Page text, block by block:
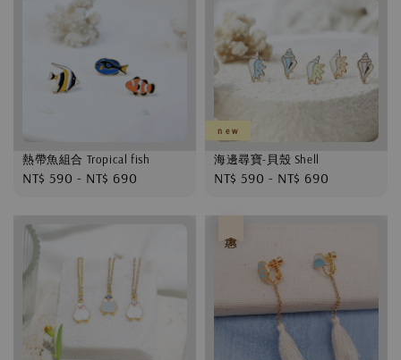
熱帶魚組合 Tropical fish
Regular
NT$ 590 - NT$ 690
n e w
海邊尋寶-貝殼 Shell
Regular
NT$ 590 - NT$ 690